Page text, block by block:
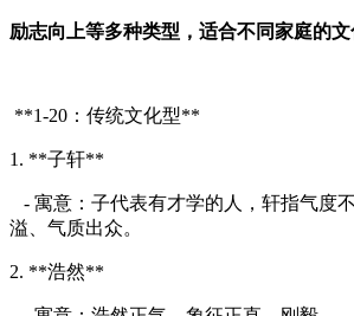
励志向上等多种类型，适合不同家庭的文
**1-20：传统文化型**
1. **子轩**
- 寓意：子代表有才学的人，轩指气度
溢、气质出众。
2. **浩然**